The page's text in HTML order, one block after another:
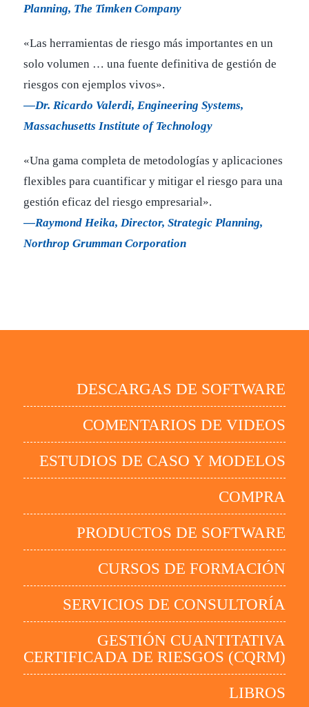
Planning, The Timken Company
«Las herramientas de riesgo más importantes en un
solo volumen … una fuente definitiva de gestión de
riesgos con ejemplos vivos».
—Dr. Ricardo Valerdi, Engineering Systems,
Massachusetts Institute of Technology
«Una gama completa de metodologías y aplicaciones
flexibles para cuantificar y mitigar el riesgo para una
gestión eficaz del riesgo empresarial».
—Raymond Heika, Director, Strategic Planning,
Northrop Grumman Corporation
DESCARGAS DE SOFTWARE
COMENTARIOS DE VIDEOS
ESTUDIOS DE CASO Y MODELOS
COMPRA
PRODUCTOS DE SOFTWARE
CURSOS DE FORMACIÓN
SERVICIOS DE CONSULTORÍA
GESTIÓN CUANTITATIVA
CERTIFICADA DE RIESGOS (CQRM)
LIBROS